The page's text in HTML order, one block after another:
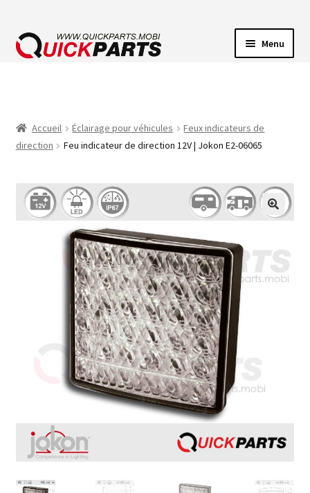
Menu
POMPES
AVERTISSEUR SONORE
Accueil Éclairage pour véhicules
Feux indicateurs de
direction
Feu indicateur de direction 12V | Jokon E2-06065